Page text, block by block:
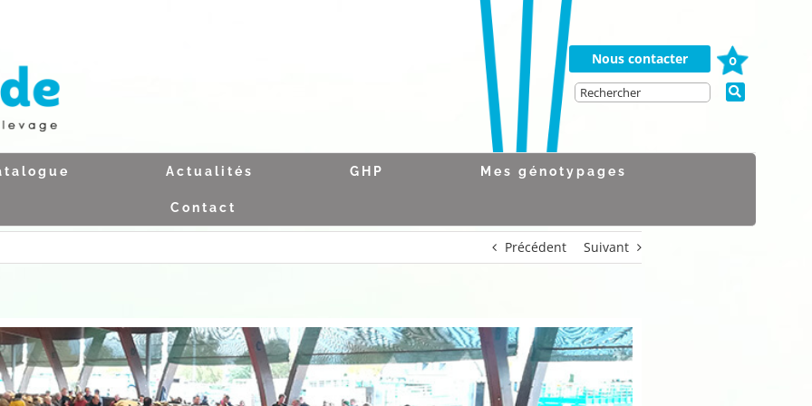
Nous contacter
0
Actualités GHP Mes génotypages
Contact
Précédent Suivant